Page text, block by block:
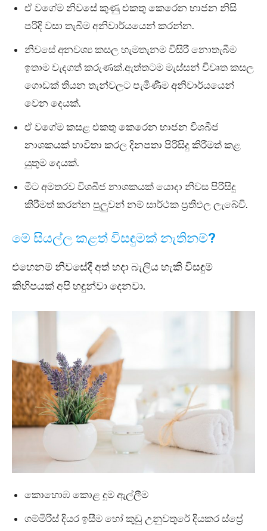
ඒ වගේම නිවසේ කුණු එකතු කෙරෙන භාජන නිසි
පරිදි වසා තැබීම අනිවාර්යයෙන් කරන්න.
නිවසේ අනවශ්‍ය කසල හැමතැනම විසිරී නොතැබීම
ඉතාම වැදගත් කරුණක්.ඇත්තටම මැස්සන් විවෘත කසල
ගොඩක් තියන තැන්වලට පැමිණීම අනිවාර්යයෙන්
වෙන දෙයක්.
ඒ වගේම කසළ එකතු කෙරෙන භාජන විශබීජ
නාශකයක් භාවිතා කරල දිනපතා පිරිසිදු කිරීමත් කළ
යුතුම දෙයක්.
මීට අමතරව විශබීජ නාශකයක් යොදා නිවස පිරිසිදු
කිරීමත් කරන්න පුලුවන් නම් සාර්ථක ප්‍රතිඵල ලැබේවි.
මේ සියල්ල කළත් විසඳුමක් නැතිනම්?
එහෙනම් නිවසේදී අත් හදා බැලිය හැකි විසඳුම්
කිහිපයක් අපි හඳුන්වා දෙනවා.
කොහොඹ කොළ දුම ඇල්ලීම
ගම්මිරිස් දියර ඉසීම හෝ කුඩු උනුවතුරේ දියකර ස්ප්‍රේ